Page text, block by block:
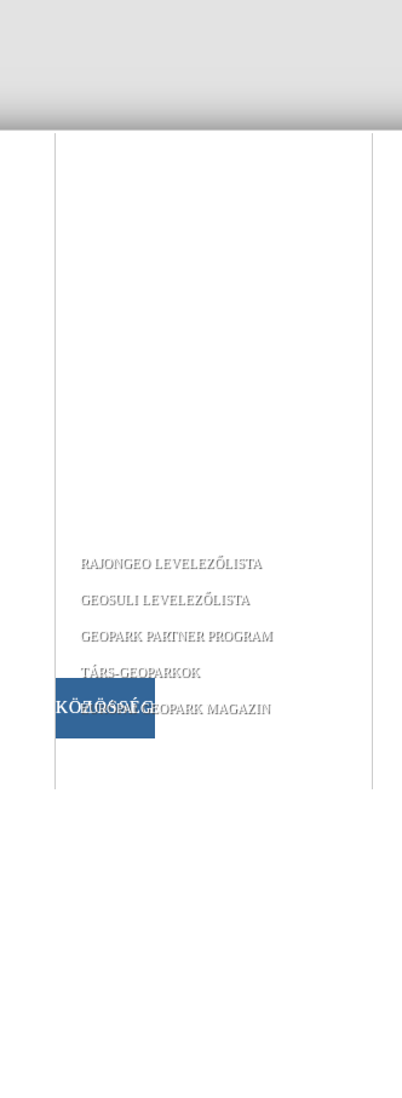
KÖZÖSSÉG
RAJONGEO LEVELEZŐLISTA
GEOSULI LEVELEZŐLISTA
GEOPARK PARTNER PROGRAM
TÁRS-GEOPARKOK
EURÓPAI GEOPARK MAGAZIN